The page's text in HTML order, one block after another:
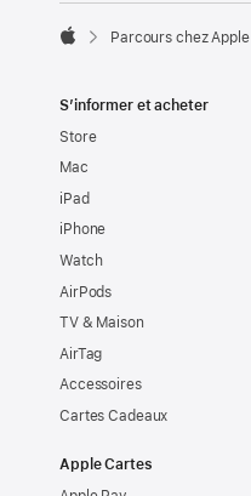

Parcours chez Apple
S’informer et acheter
Store
Mac
iPad
iPhone
Watch
AirPods
TV & Maison
AirTag
Accessoires
Cartes Cadeaux
Apple Cartes